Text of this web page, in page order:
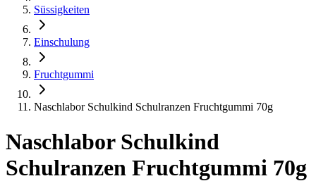
Süssigkeiten
Einschulung
Fruchtgummi
Naschlabor Schulkind Schulranzen Fruchtgummi 70g
Naschlabor Schulkind
Schulranzen Fruchtgummi 70g